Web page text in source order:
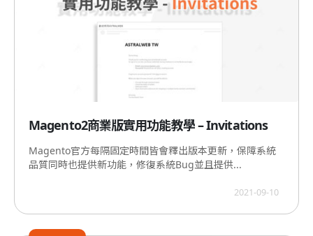
Magento2商業版實用功能教學 – Invitations
Magento官方每隔固定時間皆會釋出版本更新，保障系統
品質同時也提供新功能，修復系統Bug並且提供...
2021-09-10